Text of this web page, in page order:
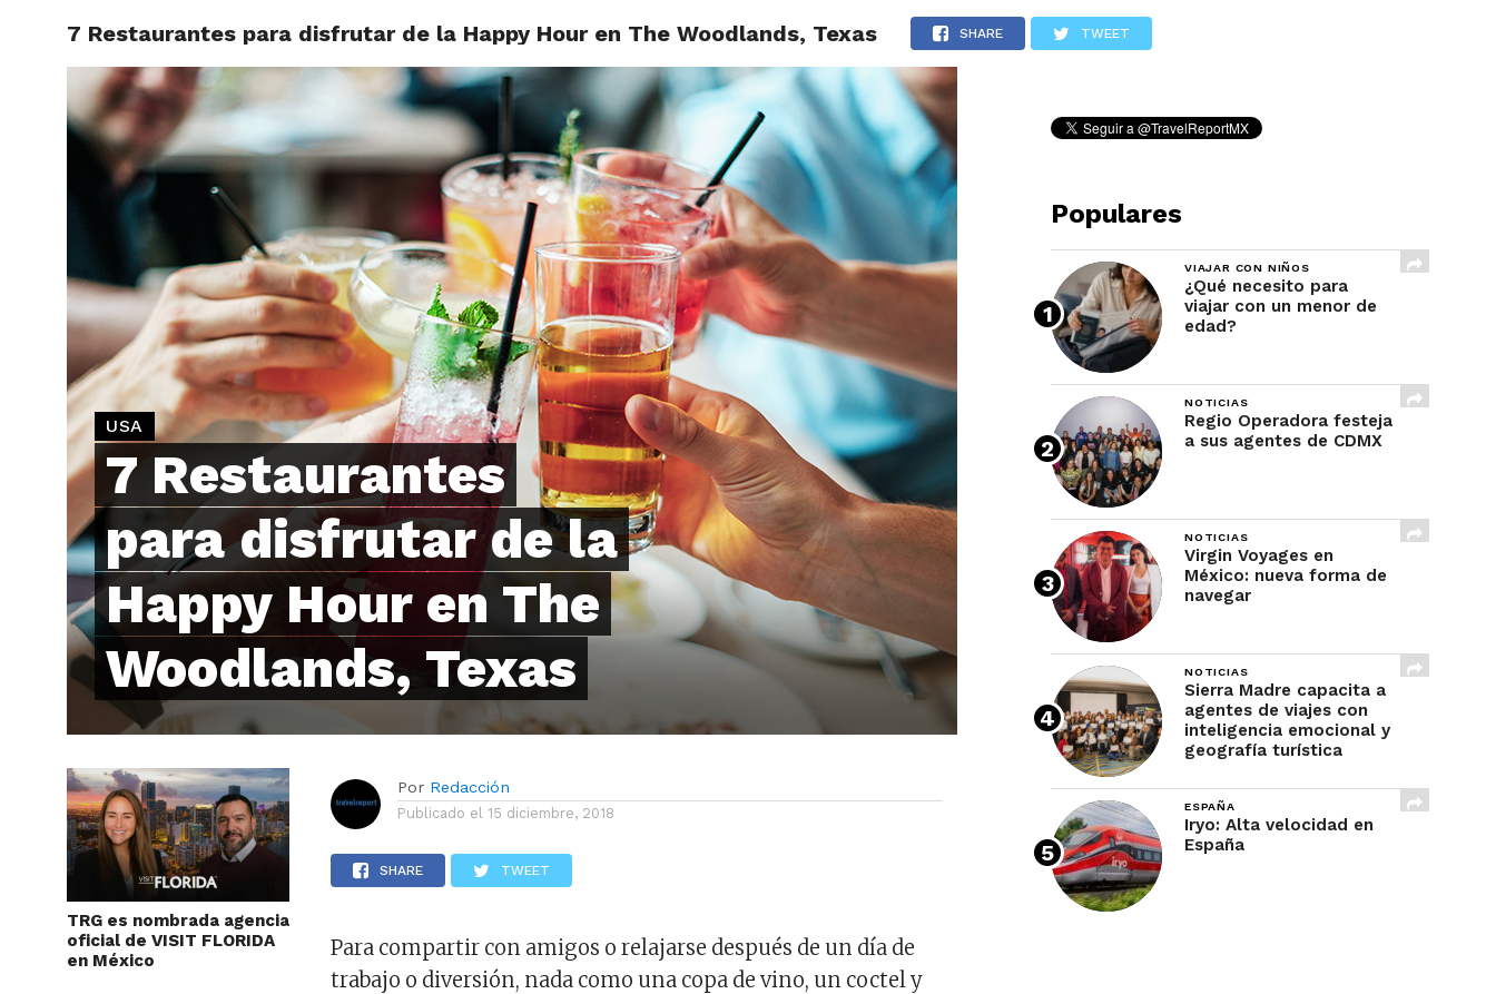
ARTÍCULOS REVIEWS EVENTOS GASTRONOMÍA NOTICIAS REVISTA
7 Restaurantes para disfrutar de la Happy Hour en The Woodlands, Texas SHARE TWEET
USA
7 Restaurantes
para disfrutar de la
Happy Hour en The
Woodlands, Texas
TRG es nombrada agencia
oficial de VISIT FLORIDA
en México
Por Redacción
Publicado el 15 diciembre, 2018
SHARE TWEET
Para compartir con amigos o relajarse después de un día de
trabajo o diversión, nada como una copa de vino, un coctel y
Populares
VIAJAR CON NIÑOS
¿Qué necesito para
viajar con un menor de
edad?
NOTICIAS
Regio Operadora festeja
a sus agentes de CDMX
NOTICIAS
Virgin Voyages en
México: nueva forma de
navegar
NOTICIAS
Sierra Madre capacita a
agentes de viajes con
inteligencia emocional y
geografía turística
ESPAÑA
Iryo: Alta velocidad en
España